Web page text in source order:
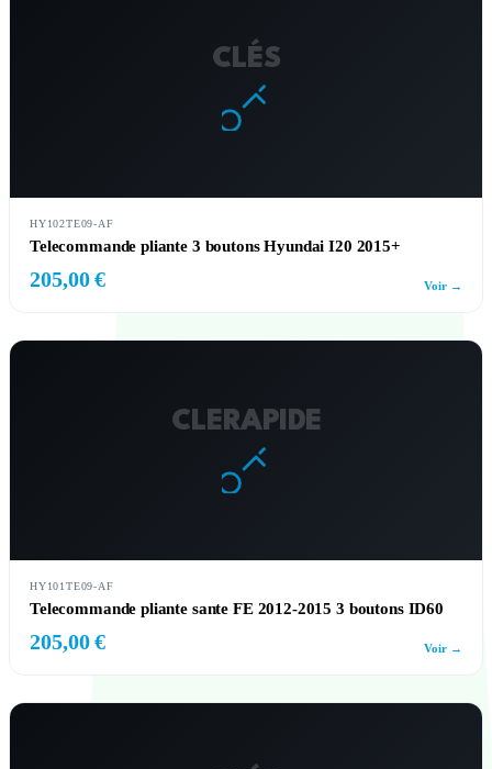
CLÉS
HY102TE09-AF
Telecommande pliante 3 boutons Hyundai I20 2015+
205,00 € Voir →
CLERAPIDE
HY101TE09-AF
Telecommande pliante sante FE 2012-2015 3 boutons ID60
205,00 € Voir →